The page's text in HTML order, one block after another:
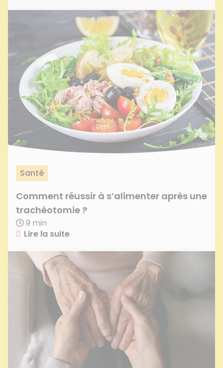
Santé
Comment réussir à s’alimenter après une
trachéotomie ?
9 min
Lire la suite